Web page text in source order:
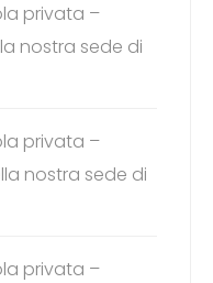
privata –
nostra sede di
privata –
nostra sede di
privata –